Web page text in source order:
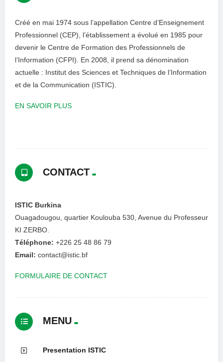
Créé en mai 1974 sous l’appellation Centre d’Enseignement
Professionnel (CEP), l’établissement a évolué en 1985 pour
devenir le Centre de Formation des Professionnels de
l’Information (CFPI). En 2008, il prend sa dénomination
actuelle : Institut des Sciences et Techniques de l’Information
et de la Communication (ISTIC).
EN SAVOIR PLUS
CONTACT
ISTIC Burkina
Ouagadougou, quartier Koulouba 530, Avenue du Professeur
KI ZERBO.
Téléphone: +226 25 48 86 79
Email: contact@istic.bf
FORMULAIRE DE CONTACT
MENU
Presentation ISTIC